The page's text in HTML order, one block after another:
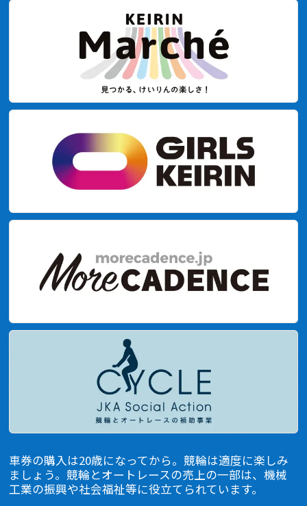
車券の購入は20歳になってから。競輪は適度に楽しみ
ましょう。競輪とオートレースの売上の一部は、機械
⼯業の振興や社会福祉等に役⽴てられています。